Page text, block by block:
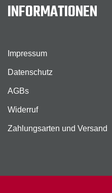
INFORMATIONEN
Impressum
Datenschutz
AGBs
Widerruf
Zahlungsarten und Versand